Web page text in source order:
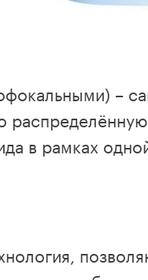
–
в рамках